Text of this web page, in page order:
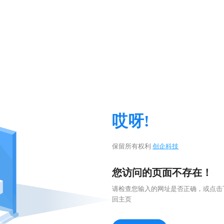
哎呀!
保留所有权利 创企科技
您访问的页面不存在！
请检查您输入的网址是否正确，或点
回主页